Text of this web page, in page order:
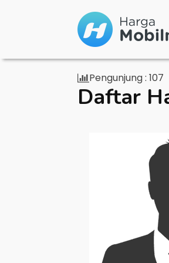
Pengunjung : 107
Daftar